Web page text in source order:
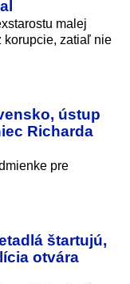
malej
korupcie, zatiaľ nie
ústup
Richarda
pre
štartujú,
otvára